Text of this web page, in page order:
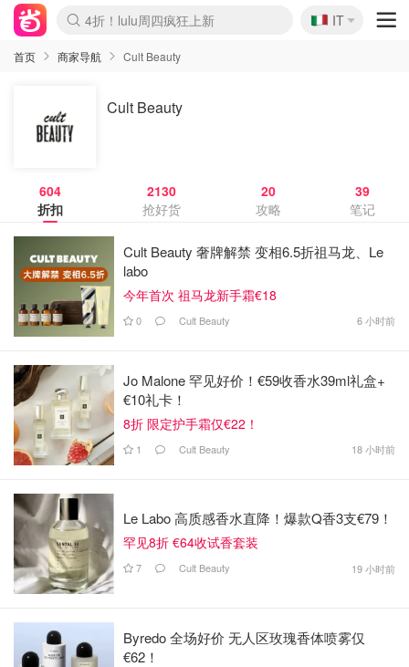
Boticinal 夏促开抢！
4折！lulu周四疯狂上新
速领！Stanley独家85折
Zalando 奥莱闪促！每日更新
🇮🇹
IT
首页 商家导航 Cult Beauty
Cult Beauty
604
折扣
2130
抢好货
20
攻略
39
笔记
Cult Beauty 奢牌解禁 变相6.5折祖马龙、Le
labo
今年首次 祖马龙新手霜€18
0 Cult Beauty 6 小时前
Jo Malone 罕见好价！€59收香水39ml礼盒+
€10礼卡！
8折 限定护手霜仅€22！
1 Cult Beauty 18 小时前
Le Labo 高质感香水直降！爆款Q香3支€79！
罕见8折 €64收试香套装
7 Cult Beauty 19 小时前
Byredo 全场好价 无人区玫瑰香体喷雾仅
€62！